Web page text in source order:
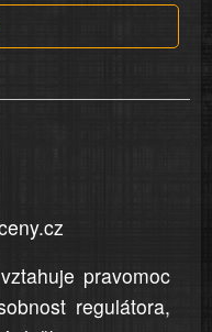
pravomoc
regulátora,